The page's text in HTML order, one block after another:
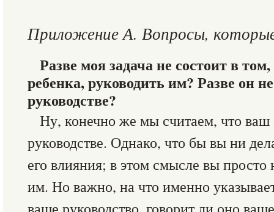
Приложение А. Вопросы,
Разве моя задача не состоит в
ребенка, руководить им? Разве он
руководстве?
Ну, конечно же мы считаем, что
руководстве. Однако, что бы вы ни
его влияния; в этом смысле вы просто
им. Но важно, на что именно